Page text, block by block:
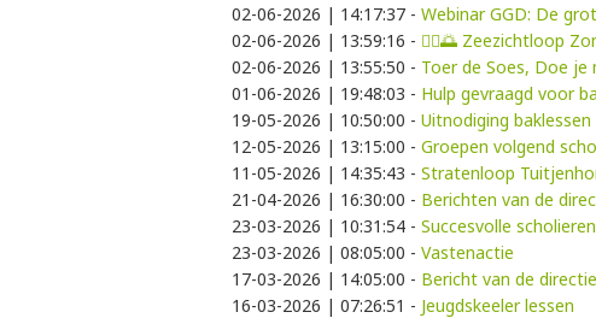
02-06-2026 | 14:17:37 - Webinar GGD: De
02-06-2026 | 13:59:16 - 🚶‍♀️🌅 Zeezichtloop
02-06-2026 | 13:55:50 - Toer de Soes, Doe je
01-06-2026 | 19:48:03 - Hulp gevraagd voor
19-05-2026 | 10:50:00 - Uitnodiging
12-05-2026 | 13:15:00 - Groepen volgend
11-05-2026 | 14:35:43 - Stratenloop
21-04-2026 | 16:30:00 - Berichten van de
23-03-2026 | 10:31:54 - Succesvolle
23-03-2026 | 08:05:00 - Vastenactie
17-03-2026 | 14:05:00 - Bericht van de
16-03-2026 | 07:26:51 - Jeugdskeeler lessen